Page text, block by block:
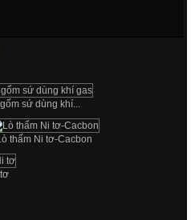
sứ dùng khí...
thấm Ni tơ-Cacbon